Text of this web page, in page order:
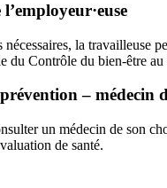
nécessaires, la
du Contrôle du bien-être
– médecin
un médecin de son
de santé.